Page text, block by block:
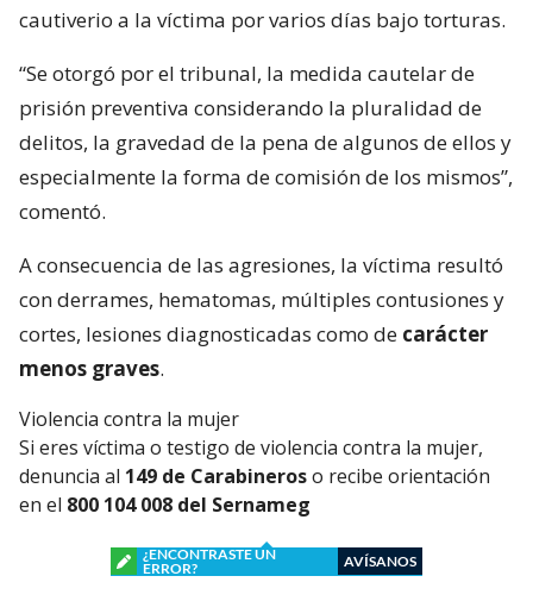
cautiverio a la víctima por varios días bajo torturas.
“Se otorgó por el tribunal, la medida cautelar de
prisión preventiva considerando la pluralidad de
delitos, la gravedad de la pena de algunos de ellos y
especialmente la forma de comisión de los mismos”,
comentó.
A consecuencia de las agresiones, la víctima resultó
con derrames, hematomas, múltiples contusiones y
cortes, lesiones diagnosticadas como de carácter
menos graves.
Violencia contra la mujer
Si eres víctima o testigo de violencia contra la mujer,
denuncia al 149 de Carabineroso recibe orientación
en el 800 104 008 del Sernameg
¿ENCONTRASTE UN
ERROR?
AVÍSANOS